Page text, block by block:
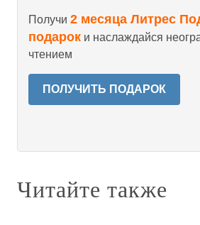
Получи 2 месяца Литрес
подарок и наслаждайся
чтением
ПОЛУЧИТЬ ПОДАРОК
Читайте также